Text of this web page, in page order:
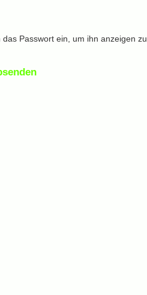
Passwort ein, um ihn anzeigen zu